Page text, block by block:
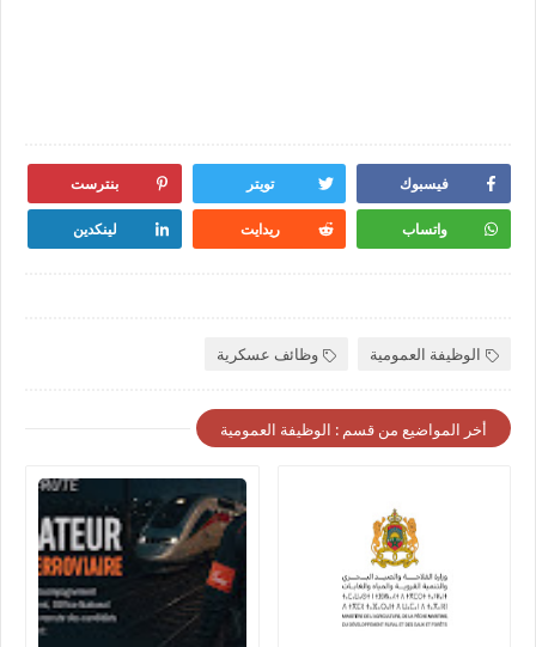
فيسبوك تويتر بنترست
واتساب ريدايت لينكدين
الوظيفة العمومية وظائف عسكرية
أخر المواضيع من قسم : الوظيفة العمومية